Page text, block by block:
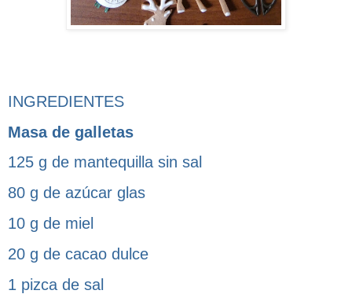
INGREDIENTES
Masa de galletas
125 g de mantequilla sin sal
80 g de azúcar glas
10 g de miel
20 g de cacao dulce
1 pizca de sal